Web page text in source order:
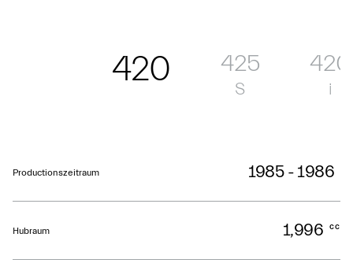
420 425
S
420
i
Productionszeitraum 1985 - 1986
Hubraum 1,996 cc